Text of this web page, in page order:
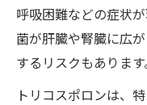
呼吸困難などの症状
菌が肝臓や腎臓に広
するリスクもあります
トリコスポロンは、